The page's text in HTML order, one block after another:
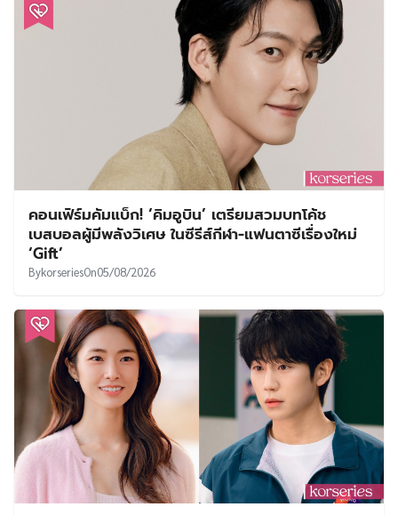
คอนเฟิร์มคัมแบ็ก! ‘คิมอูบิน’ เตรียมสวมบทโค้ช
เบสบอลผู้มีพลังวิเศษ ในซีรีส์กีฬา-แฟนตาซีเรื่องใหม่
‘Gift’
BykorseriesOn05/08/2026